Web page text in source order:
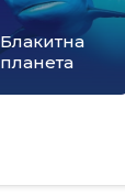
Блакитна
планета